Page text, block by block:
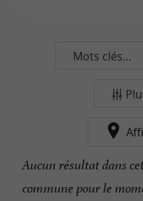
Mots clés...
Aucun résultat dans
commune pour le